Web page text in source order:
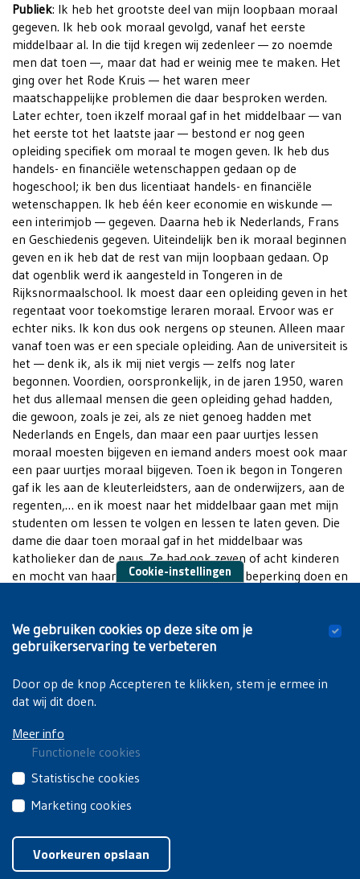
Publiek: Ik heb het grootste deel van mijn loopbaan moraal
gegeven. Ik heb ook moraal gevolgd, vanaf het eerste
middelbaar al. In die tijd kregen wij zedenleer — zo noemde
men dat toen —, maar dat had er weinig mee te maken. Het
ging over het Rode Kruis — het waren meer
maatschappelijke problemen die daar besproken werden.
Later echter, toen ikzelf moraal gaf in het middelbaar — van
het eerste tot het laatste jaar — bestond er nog geen
opleiding specifiek om moraal te mogen geven. Ik heb dus
handels- en financiële wetenschappen gedaan op de
hogeschool; ik ben dus licentiaat handels- en financiële
wetenschappen. Ik heb één keer economie en wiskunde —
een interimjob — gegeven. Daarna heb ik Nederlands, Frans
en Geschiedenis gegeven. Uiteindelijk ben ik moraal beginnen
geven en ik heb dat de rest van mijn loopbaan gedaan. Op
dat ogenblik werd ik aangesteld in Tongeren in de
Rijksnormaalschool. Ik moest daar een opleiding geven in het
regentaat voor toekomstige leraren moraal. Ervoor was er
echter niks. Ik kon dus ook nergens op steunen. Alleen maar
vanaf toen was er een speciale opleiding. Aan de universiteit is
het — denk ik, als ik mij niet vergis — zelfs nog later
begonnen. Voordien, oorspronkelijk, in de jaren 1950, waren
het dus allemaal mensen die geen opleiding gehad hadden,
die gewoon, zoals je zei, als ze niet genoeg hadden met
Nederlands en Engels, dan maar een paar uurtjes lessen
moraal moesten bijgeven en iemand anders moest ook maar
een paar uurtjes moraal bijgeven. Toen ik begon in Tongeren
gaf ik les aan de kleuterleidsters, aan de onderwijzers, aan de
regenten,… en ik moest naar het middelbaar gaan met mijn
studenten om lessen te volgen en lessen te laten geven. Die
dame die daar toen moraal gaf in het middelbaar was
katholieker dan de paus. Ze had ook zeven of acht kinderen
en mocht van haar man niet aan geboortebeperking doen en
geef het dan maar.” Toen had dat weinig met een opleiding te
maken. Ik denk dat het pas later meer een vrijzinnige
Privacyverklaring
Cookie-instellingen
We gebruiken cookies op deze site om je
gebruikerservaring te verbeteren
Door op de knop Accepteren te klikken, stem je ermee in
dat wij dit doen.
Meer info
Functionele cookies
Deze
zijn
de
Statistische cookies
Deze
van
derden
brengen
Marketing cookies
cookies
van
Voorkeuren opslaan